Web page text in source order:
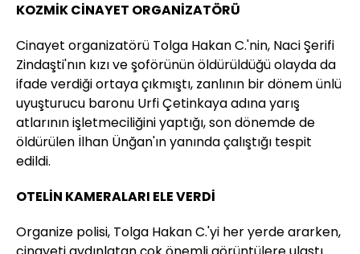
KOZMİK CİNAYET ORGANİZATÖRÜ
Cinayet organizatörü Tolga Hakan C.'nin, Naci Şerifi
Zindaşti'nın kızı ve şoförünün öldürüldüğü olayda da
ifade verdiği ortaya çıkmıştı, zanlının bir dönem ünlü
uyuşturucu baronu Urfi Çetinkaya adına yarış
atlarının işletmeciliğini yaptığı, son dönemde de
öldürülen İlhan Ünğan'ın yanında çalıştığı tespit
edildi.
OTELİN KAMERALARI ELE VERDİ
Organize polisi, Tolga Hakan C.'yi her yerde ararken,